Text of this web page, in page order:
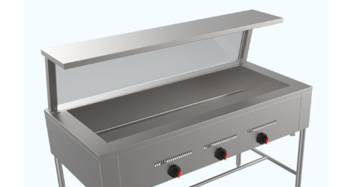
Servicio Técnico
Contacto